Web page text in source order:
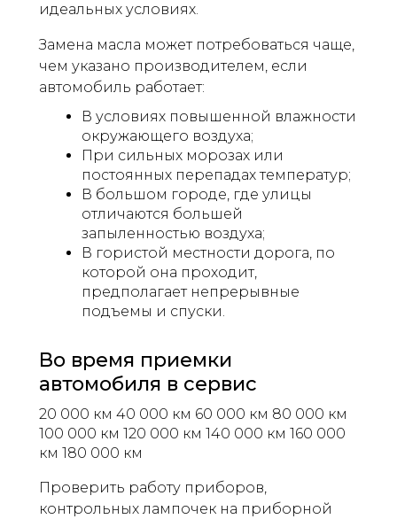
идеальных условиях.
Замена масла может потребоваться чаще,
чем указано производителем, если
автомобиль работает:
В условиях повышенной влажности
окружающего воздуха;
При сильных морозах или
постоянных перепадах температур;
В большом городе, где улицы
отличаются большей
запыленностью воздуха;
В гористой местности дорога, по
которой она проходит,
предполагает непрерывные
подъемы и спуски.
Во время приемки
автомобиля в сервис
20 000 км 40 000 км 60 000 км 80 000 км
100 000 км 120 000 км 140 000 км 160 000
км 180 000 км
Проверить работу приборов,
контрольных лампочек на приборной